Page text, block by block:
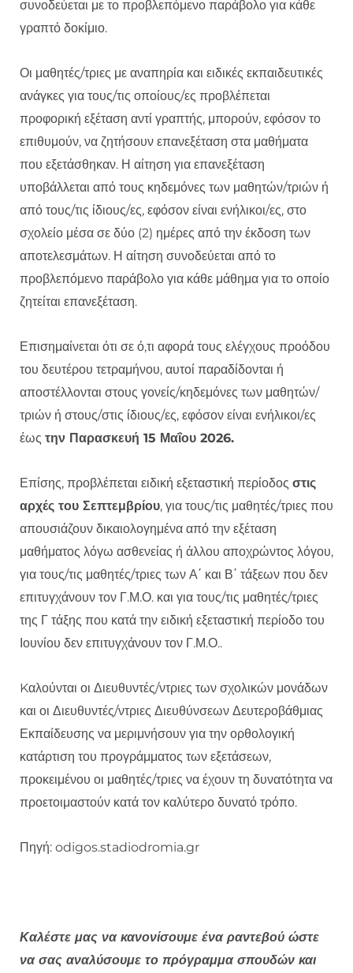
συνοδεύεται με το προβλεπόμενο παράβολο για κάθε
γραπτό δοκίμιο.
Οι μαθητές/τριες με αναπηρία και ειδικές εκπαιδευτικές
ανάγκες για τους/τις οποίους/ες προβλέπεται
προφορική εξέταση αντί γραπτής, μπορούν, εφόσον το
επιθυμούν, να ζητήσουν επανεξέταση στα μαθήματα
που εξετάσθηκαν. Η αίτηση για επανεξέταση
υποβάλλεται από τους κηδεμόνες των μαθητών/τριών ή
από τους/τις ίδιους/ες, εφόσον είναι ενήλικοι/ες, στο
σχολείο μέσα σε δύο (2) ημέρες από την έκδοση των
αποτελεσμάτων. Η αίτηση συνοδεύεται από το
προβλεπόμενο παράβολο για κάθε μάθημα για το οποίο
ζητείται επανεξέταση.
Επισημαίνεται ότι σε ό,τι αφορά τους ελέγχους προόδου
του δευτέρου τετραμήνου, αυτοί παραδίδονται ή
αποστέλλονται στους γονείς/κηδεμόνες των μαθητών/
τριών ή στους/στις ίδιους/ες, εφόσον είναι ενήλικοι/ες
έως την Παρασκευή 15 Μαΐου 2026.
Επίσης, προβλέπεται ειδική εξεταστική περίοδος στις
αρχές του Σεπτεμβρίου, για τους/τις μαθητές/τριες που
απουσιάζουν δικαιολογημένα από την εξέταση
μαθήματος λόγω ασθενείας ή άλλου αποχρώντος λόγου,
για τους/τις μαθητές/τριες των Α΄ και Β΄ τάξεων που δεν
επιτυγχάνουν τον Γ.Μ.Ο. και για τους/τις μαθητές/τριες
της Γ τάξης που κατά την ειδική εξεταστική περίοδο του
Ιουνίου δεν επιτυγχάνουν τον Γ.Μ.Ο..
Kαλούνται οι Διευθυντές/ντριες των σχολικών μονάδων
και οι Διευθυντές/ντριες Διευθύνσεων Δευτεροβάθμιας
Εκπαίδευσης να μεριμνήσουν για την ορθολογική
κατάρτιση του προγράμματος των εξετάσεων,
προκειμένου οι μαθητές/τριες να έχουν τη δυνατότητα να
προετοιμαστούν κατά τον καλύτερο δυνατό τρόπο.
Πηγή: odigos.stadiodromia.gr
Καλέστε μας να κανονίσουμε ένα ραντεβού ώστε
να σας αναλύσουμε το πρόγραμμα σπουδών και